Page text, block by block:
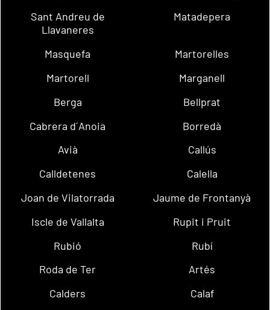
Sant Andreu de
Llavaneres
Matadepera
Masquefa
Martorelles
Martorell
Marganell
Berga
Bellprat
Cabrera d´Anoia
Borredà
Avià
Callús
Calldetenes
Calella
Joan de Vilatorrada
Jaume de Frontanyà
Iscle de Vallalta
Rupit i Pruit
Rubió
Rubí
Roda de Ter
Artés
Calders
Calaf